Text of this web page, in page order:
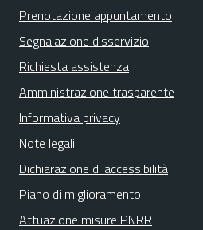
Prenotazione appuntamento
Segnalazione disservizio
Richiesta assistenza
Amministrazione trasparente
Informativa privacy
Note legali
Dichiarazione di accessibilità
Piano di miglioramento
Attuazione misure PNRR